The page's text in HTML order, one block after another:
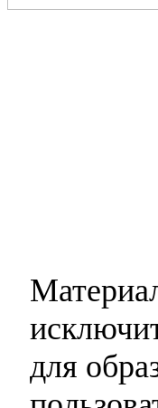
для